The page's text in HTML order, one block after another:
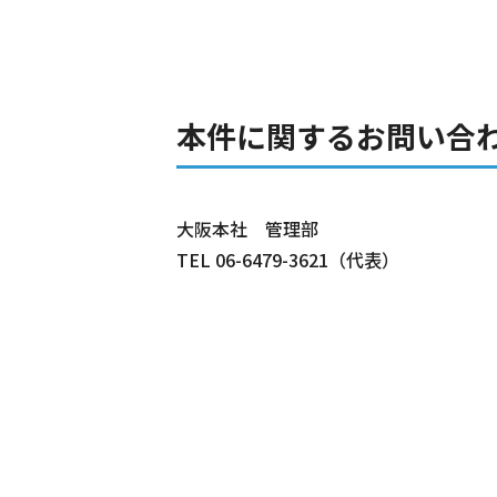
本件に関するお問い合
大阪本社 管理部
TEL 06-6479-3621（代表）